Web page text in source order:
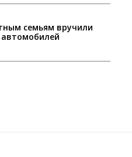
семьям вручили
области